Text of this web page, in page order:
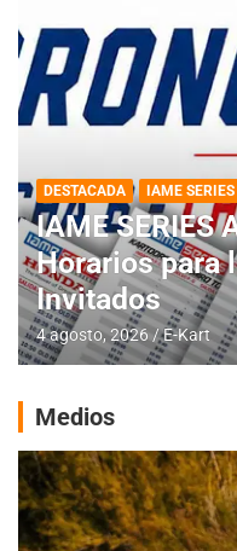
DESTACADA IAME
IAME SERIES
Horarios para
Invitados
4 agosto, 2026 E-Kart
Medios